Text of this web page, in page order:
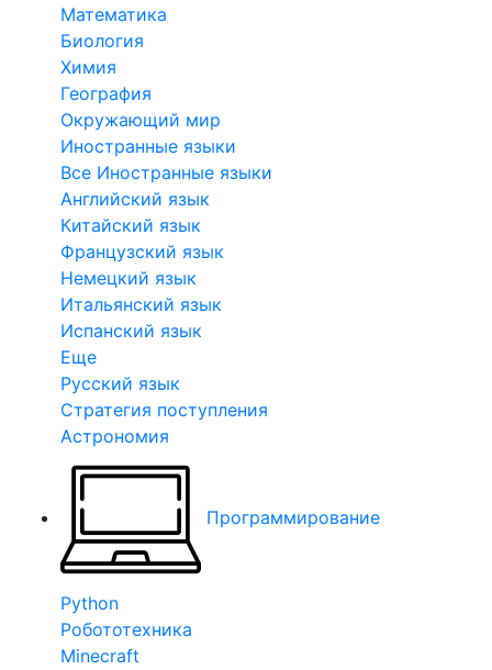
Математика
Биология
Химия
География
Окружающий мир
Иностранные языки
Все Иностранные языки
Английский язык
Китайский язык
Французский язык
Немецкий язык
Итальянский язык
Испанский язык
Еще
Русский язык
Стратегия поступления
Астрономия
Программирование
Python
Робототехника
Minecraft